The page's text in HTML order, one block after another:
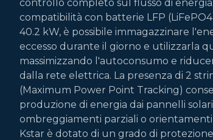
controllo completo sul flusso di
compatibilità con batterie LFP
40.2 kW, è possibile immagazzinare
eccesso durante il giorno e utilizzarla
massimizzando l'autoconsumo e
dalla rete elettrica. La presenza di 2
(Maximum Power Point Tracking)
produzione di energia dai pannelli
ombreggiamenti parziali o
Kstar è dotato di un grado di